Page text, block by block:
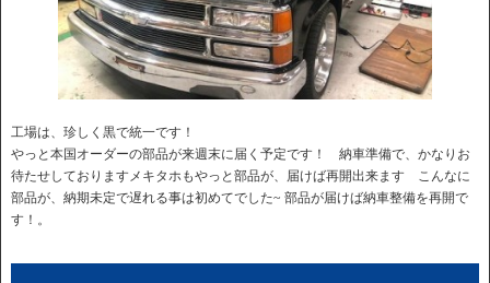
工場は、珍しく黒で統一です！
やっと本国オーダーの部品が来週末に届く予定です！ 納車準備で、かなりお
待たせしておりますメキタホもやっと部品が、届けば再開出来ます こんなに
部品が、納期未定で遅れる事は初めてでした~ 部品が届けば納車整備を再開で
す！。